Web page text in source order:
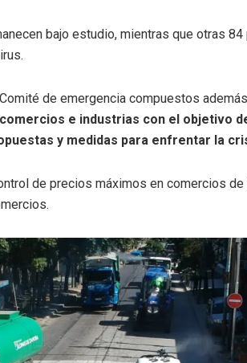
bajo estudio, mientras que otras
de emergencia compuestos
e industrias con el objetivo
y medidas para enfrentar la
de precios máximos en comercios